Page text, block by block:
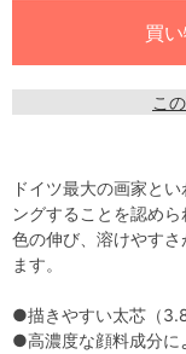
こ
ドイツ最大の画家と
ングすることを認めら
色の伸び、溶けやす
ます。
●描きやすい太芯（
●高濃度な顔料成分に